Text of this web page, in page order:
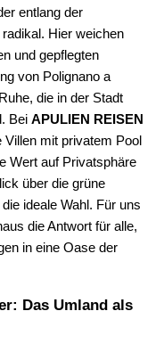
entlang der
Hier weichen
und gepflegten
von Polignano a
die in der Stadt
BeiAPULIEN REISEN
mit privatem Pool
Wert auf Privatsphäre
über die grüne
ideale Wahl. Für uns
die Antwort für alle,
in eine Oase der
Das Umland als